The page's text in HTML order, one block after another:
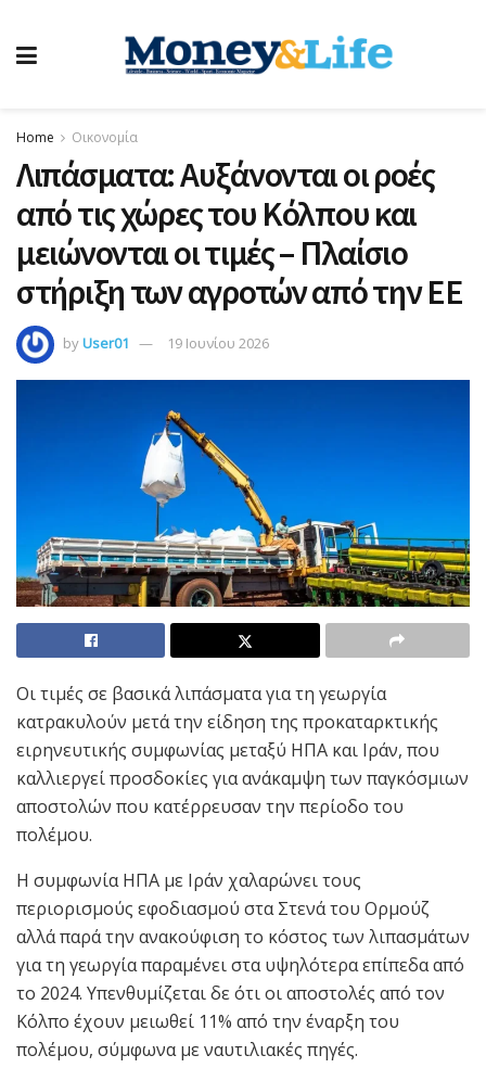
Home Οικονομία
Λιπάσματα: Aυξάνονται οι ροές
από τις χώρες του Κόλπου και
μειώνονται οι τιμές – Πλαίσιο
στήριξη των αγροτών από την ΕΕ
byUser01 19 Ιουνίου 2026
Οι τιμές σε βασικά λιπάσματα για τη γεωργία
κατρακυλούν μετά την είδηση ​​της προκαταρκτικής
ειρηνευτικής συμφωνίας μεταξύ ΗΠΑ και Ιράν, που
καλλιεργεί προσδοκίες για ανάκαμψη των παγκόσμιων
αποστολών που κατέρρευσαν την περίοδο του
πολέμου.
H συμφωνία ΗΠΑ με Ιράν χαλαρώνει τους
περιορισμούς εφοδιασμού στα Στενά του Ορμούζ
αλλά παρά την ανακούφιση το κόστος των λιπασμάτων
για τη γεωργία παραμένει στα υψηλότερα επίπεδα από
το 2024. Υπενθυμίζεται δε ότι οι αποστολές από τον
Κόλπο έχουν μειωθεί 11% από την έναρξη του
πολέμου, σύμφωνα με ναυτιλιακές πηγές.